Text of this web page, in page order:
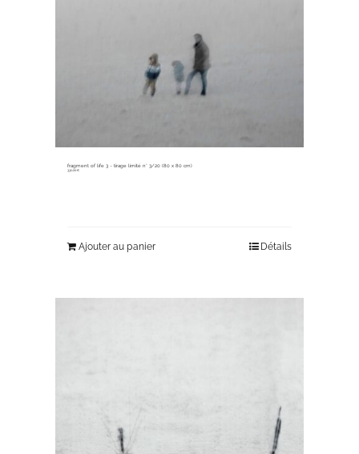
fragment of life 3 ~ tirage limité n° 3/20 (80 x 80 cm)
330,00€
Ajouter au panier Détails